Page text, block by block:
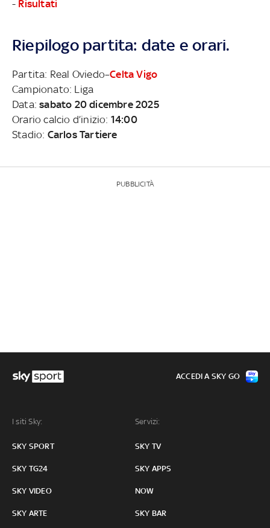
- Risultati
Riepilogo partita: date e orari.
Partita: Real Oviedo–Celta Vigo
Campionato: Liga
Data:sabato 20 dicembre 2025
Orario calcio d’inizio: 14:00
Stadio: Carlos Tartiere
PUBBLICITÀ
I siti Sky:
SKY SPORT
SKY TG24
SKY VIDEO
SKY ARTE
Servizi:
SKY TV
SKY APPS
NOW
SKY BAR
ACCEDI A SKY GO